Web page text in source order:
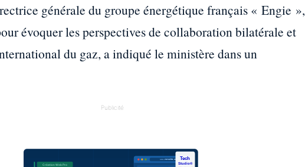
générale du groupe énergétique français « Engie »,
évoquer les perspectives de collaboration bilatérale et
du gaz, a indiqué le ministère dans un
Publicité